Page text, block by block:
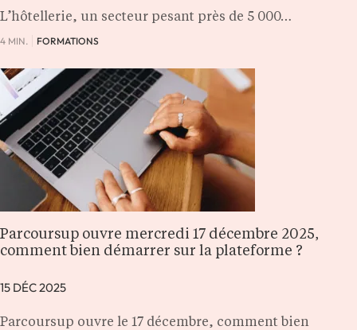
L’hôtellerie, un secteur pesant près de 5 000…
4 MIN. FORMATIONS
Parcoursup ouvre mercredi 17 décembre 2025,
comment bien démarrer sur la plateforme ?
15 DÉC 2025
Parcoursup ouvre le 17 décembre, comment bien